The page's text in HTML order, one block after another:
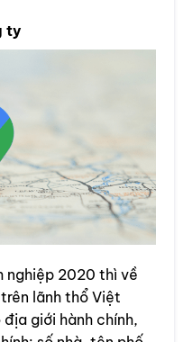
ty
nghiệp 2020 thì về
lãnh thổ Việt
giới hành chính,